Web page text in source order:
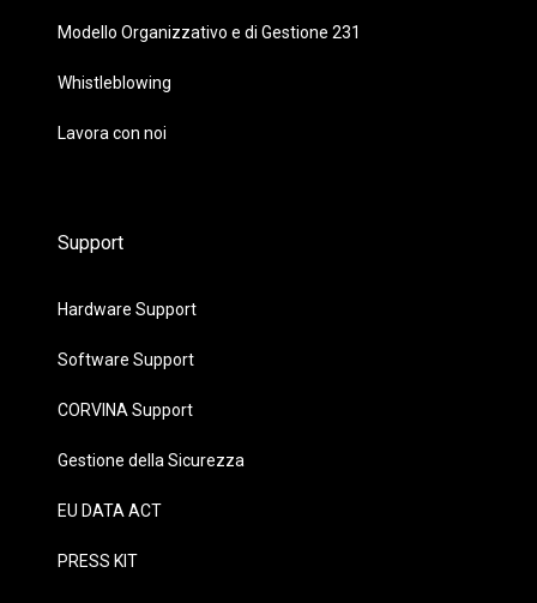
Modello Organizzativo e di Gestione 231
Whistleblowing
Lavora con noi
Support
Hardware Support
Software Support
CORVINA Support
Gestione della Sicurezza
EU DATA ACT
PRESS KIT